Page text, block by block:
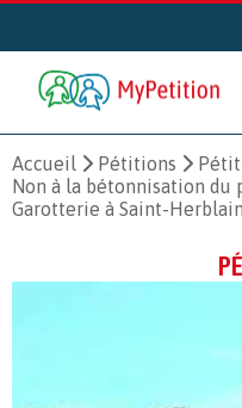
Accueil Pétitions
Non à la bétonnisation du
Garotterie à Saint-Herblain